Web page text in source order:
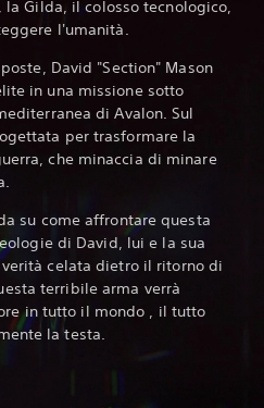
Gilda, il colosso tecnologico,
l'umanità.‎
David "Section" Mason
in una missione sotto
di Avalon. Sul
per trasformare la
che minaccia di minare
su come affrontare questa
di David, lui e la sua
celata dietro il ritorno di
terribile arma verrà
in tutto il mondo , il tutto
la testa.‎